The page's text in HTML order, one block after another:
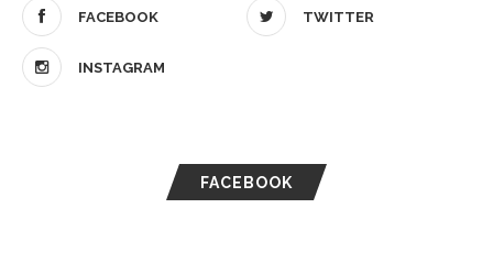
FACEBOOK TWITTER
INSTAGRAM
FACEBOOK